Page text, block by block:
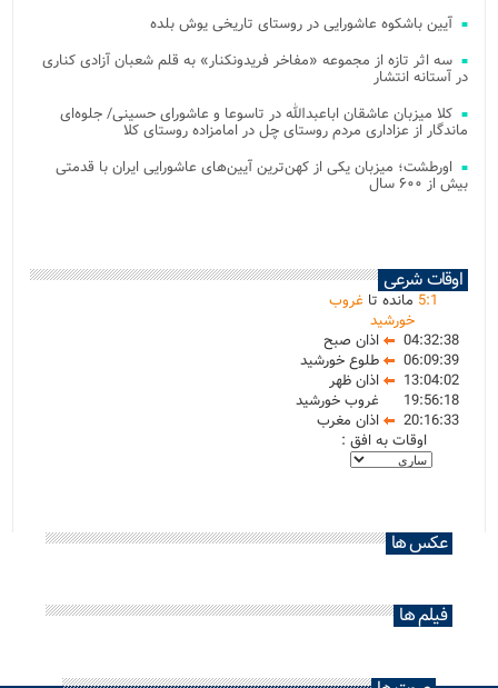
آیین باشکوه عاشورایی در روستای تاریخی یوش بلده
سه اثر تازه از مجموعه «مفاخر فریدونکنار» به قلم شعبان آزادی کناری
در آستانه انتشار
کلا میزبان عاشقان اباعبدالله در تاسوعا و عاشورای حسینی/ جلوه‌ای
ماندگار از عزاداری مردم روستای چل در امامزاده روستای کلا
اورطشت؛ میزبان یکی از کهن‌ترین آیین‌های عاشورایی ایران با قدمتی
بیش از ۶۰۰ سال
اوقات شرعی
5:1 مانده تا غروب
خورشید
04:32:38
اذان صبح
06:09:39
طلوع خورشید
13:04:02
اذان ظهر
19:56:18
غروب خورشید
20:16:33
اذان مغرب
اوقات به افق :
عکس ها
فیلم ها